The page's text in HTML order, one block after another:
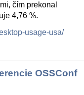
čím prekonal
4,76 %.
usage-usa/
OSSConf